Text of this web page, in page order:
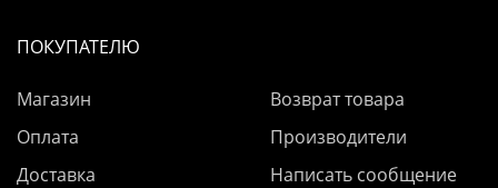
ПОКУПАТЕЛЮ
Магазин
Оплата
Доставка
Возврат товара
Производители
Написать сообщение